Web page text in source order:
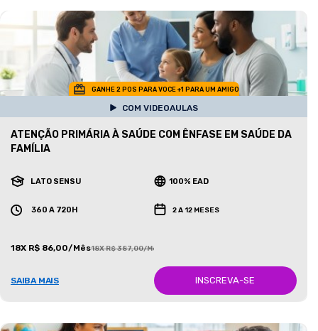
GANHE 2 POS PARA VOCE +1 PARA UM AMIGO
COM VIDEOAULAS
ATENÇÃO PRIMÁRIA À SAÚDE COM ÊNFASE EM SAÚDE DA
FAMÍLIA
LATO SENSU 100% EAD
360 A 720H 2 A 12 MESES
18X R$ 86,00/Mês18X R$ 387,00/Mês
SAIBA MAIS INSCREVA-SE